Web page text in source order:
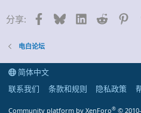
分享: 脸谱网蓝天 领英 Reddit
电白论坛
简体中文
联系我们
条款和规则 隐私政策
Community platform by XenForo® ©